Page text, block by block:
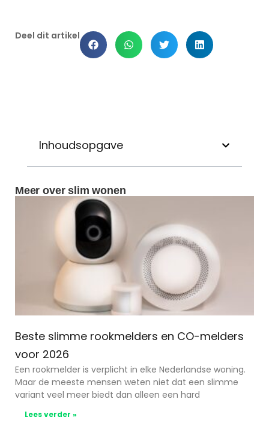
Deel dit artikel
Inhoudsopgave
Meer over slim wonen
Beste slimme rookmelders en CO-melders
voor 2026
Een rookmelder is verplicht in elke Nederlandse woning.
Maar de meeste mensen weten niet dat een slimme
variant veel meer biedt dan alleen een hard
Lees verder »